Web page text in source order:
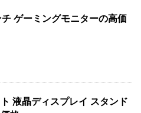
チ ゲーミングモニターの高価
液晶ディスプレイ スタンド